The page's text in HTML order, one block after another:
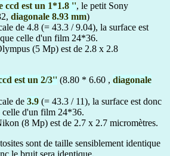
ccd est un 1*1.8 '', le petit Sony
diagonale 8.93 mm)
de 4.8 (= 43.3 / 9.04), la surface est
que celle d'un film 24*36.
(5 Mp) est de 2.8 x 2.8
est un 2/3'' (8.80 * 6.60 , diagonale
de 3.9 (= 43.3 / 11), la surface est donc
celle d'un film 24*36.
(8 Mp) est de 2.7 x 2.7 micromètres.
sont de taille sensiblement identique
le bruit sera identique.